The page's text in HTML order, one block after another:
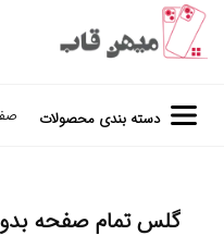
دسته بندی محصولات
گلس تمام صفحه بدون